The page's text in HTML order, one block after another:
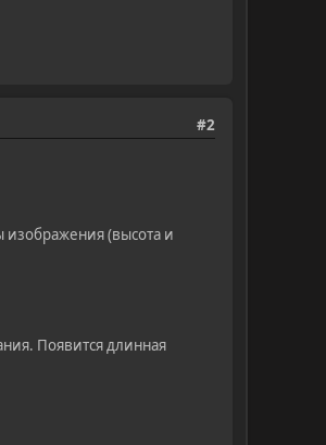
#2
изображения (высота и
Появится длинная